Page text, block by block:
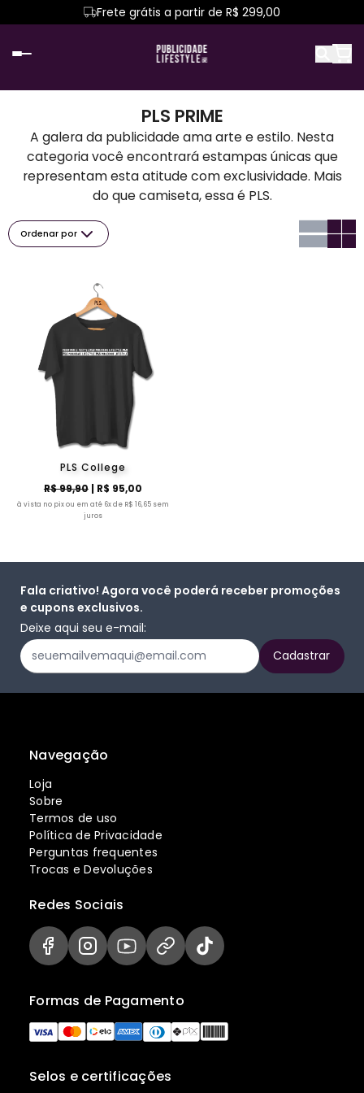
Frete grátis a partir de R$ 299,00
PLS PRIME
A galera da publicidade ama arte e estilo. Nesta
categoria você encontrará estampas únicas que
representam esta atitude com exclusividade. Mais
do que camiseta, essa é PLS.
Ordenar por
PLS College
R$ 99,90| R$ 95,00
à vista no pix ou em até 6x de R$ 16,65 sem
juros
Fala criativo! Agora você poderá receber promoções
e cupons exclusivos.
Deixe aqui seu e-mail:
Navegação
Loja
Sobre
Termos de uso
Política de Privacidade
Perguntas frequentes
Trocas e Devoluções
Selos e certificações
Formas de Pagamento
Redes Sociais